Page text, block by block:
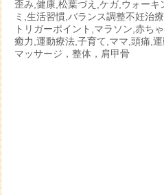
歪み,健康,松葉づえ,ケガ,ウォーキ
ミ,生活習慣,バランス調整不妊治
トリガーポイント,マラソン,赤ち
癒力,運動療法,子育て,ママ,頭痛,
マッサージ，整体，肩甲骨